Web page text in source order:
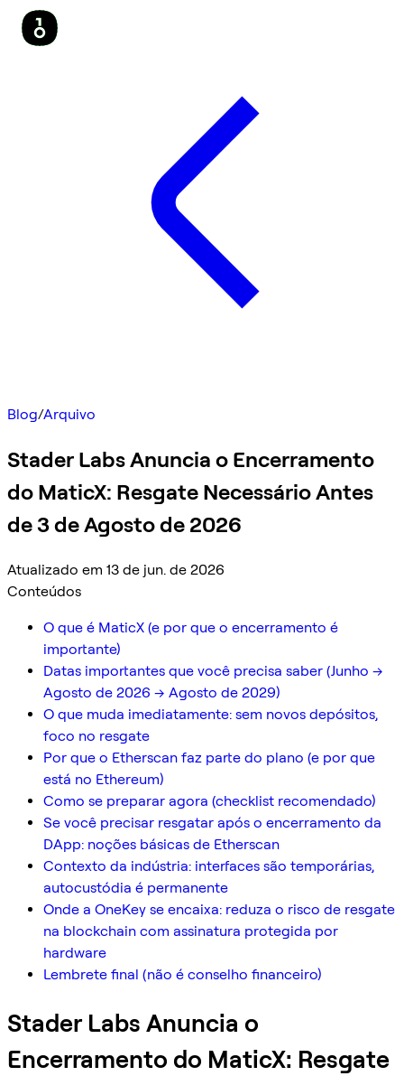
Blog/Arquivo
Stader Labs Anuncia o Encerramento
do MaticX: Resgate Necessário Antes
de 3 de Agosto de 2026
Atualizado em 13 de jun. de 2026
Conteúdos
O que é MaticX (e por que o encerramento é
importante)
Datas importantes que você precisa saber (Junho →
Agosto de 2026 → Agosto de 2029)
O que muda imediatamente: sem novos depósitos,
foco no resgate
Por que o Etherscan faz parte do plano (e por que
está no Ethereum)
Como se preparar agora (checklist recomendado)
Se você precisar resgatar após o encerramento da
DApp: noções básicas de Etherscan
Contexto da indústria: interfaces são temporárias,
autocustódia é permanente
Onde a OneKey se encaixa: reduza o risco de resgate
na blockchain com assinatura protegida por
hardware
Lembrete final (não é conselho financeiro)
Stader Labs Anuncia o
Encerramento do MaticX: Resgate